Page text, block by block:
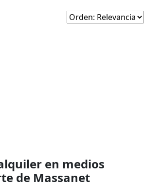
en medios
de Massanet